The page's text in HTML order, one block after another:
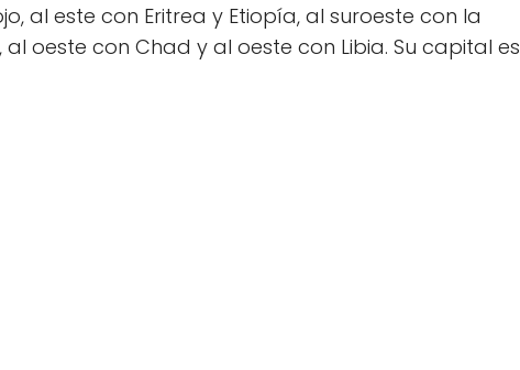
al este con Eritrea y Etiopía, al suroeste con la
oeste con Chad y al oeste con Libia. Su capital es